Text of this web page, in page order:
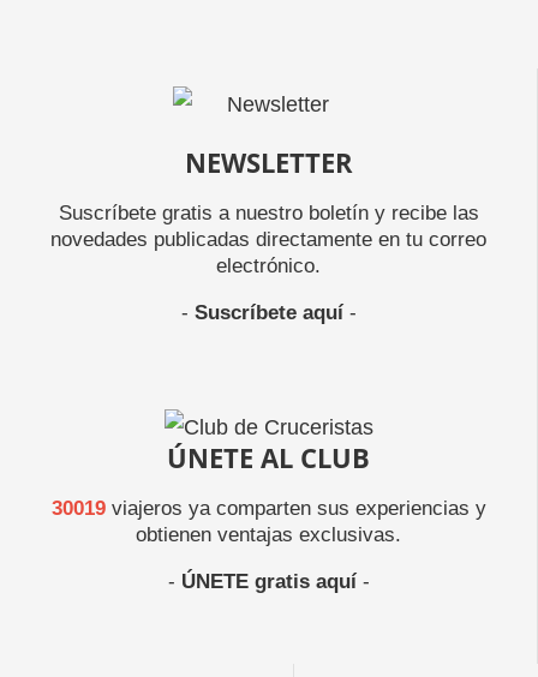
NEWSLETTER
Suscríbete gratis a nuestro boletín y recibe las
novedades publicadas directamente en tu correo
electrónico.
- Suscríbete aquí-
ÚNETE AL CLUB
30019viajeros ya comparten sus experiencias y
obtienen ventajas exclusivas.
- ÚNETE gratis aquí-